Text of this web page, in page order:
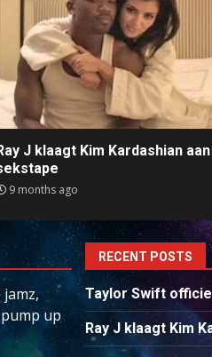
J klaagt Kim Kardashian
9 months ago
up
RECENT POSTS
Taylor Swift
Ray J klaagt Kim